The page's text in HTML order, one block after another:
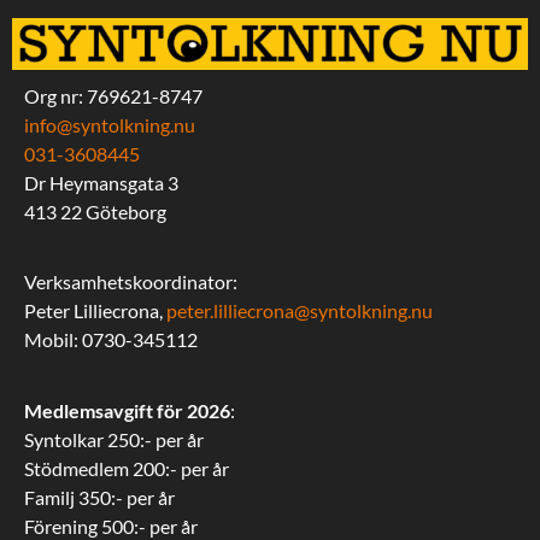
Org nr: 769621-8747
info@syntolkning.nu
031-3608445
Dr Heymansgata 3
413 22 Göteborg
Verksamhetskoordinator:
Peter Lilliecrona, peter.lilliecrona@syntolkning.nu
Mobil: 0730-345112
Medlemsavgift för 2026:
Syntolkar 250:- per år
Stödmedlem 200:- per år
Familj 350:- per år
Förening 500:- per år